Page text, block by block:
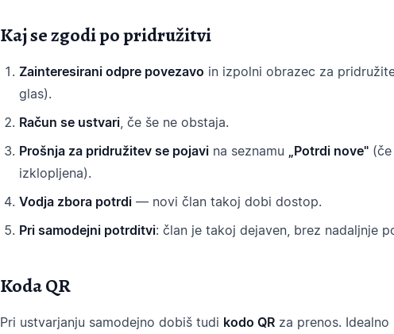
Kaj se zgodi po pridružitvi
Zainteresirani odpre povezavo in izpolni obrazec za
glas).
Račun se ustvari, če še ne obstaja.
Prošnja za pridružitev se pojavi na seznamu „Potrdi nove"
izklopljena).
Vodja zbora potrdi — novi član takoj dobi dostop.
Pri samodejni potrditvi: član je takoj dejaven, brez nadaljnje
Koda QR
Pri ustvarjanju samodejno dobiš tudi kodo QR za prenos. Idealno